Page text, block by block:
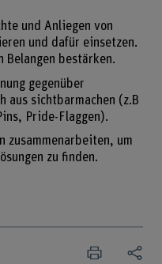
und Anliegen von
und dafür einsetzen.
Belangen bestärken.
gegenüber
aus sichtbarmachen (z.B
Pride-Flaggen).
zusammenarbeiten, um
zu finden.